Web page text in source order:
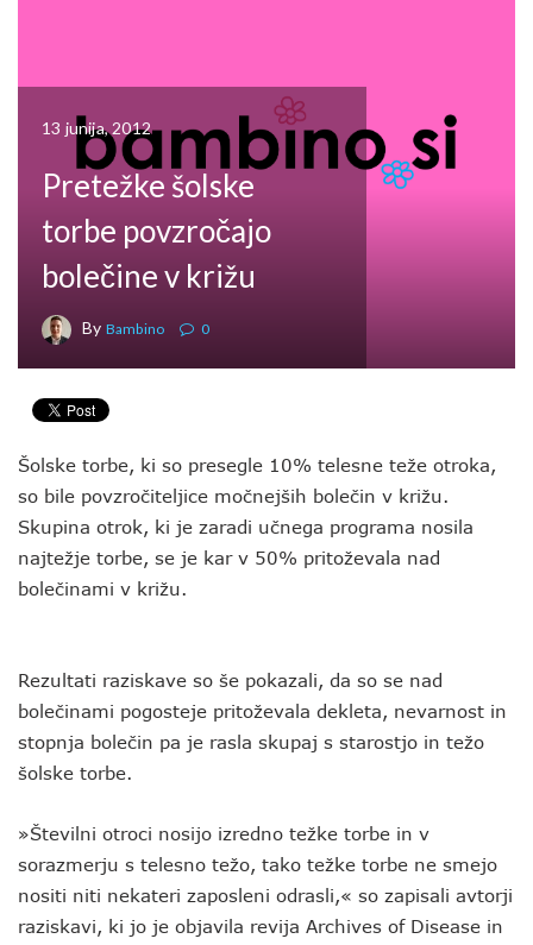
13 junija, 2012
Pretežke šolske
torbe povzročajo
bolečine v križu
By Bambino 0
Šolske torbe, ki so presegle 10% telesne teže otroka,
so bile povzročiteljice močnejših bolečin v križu.
Skupina otrok, ki je zaradi učnega programa nosila
najtežje torbe, se je kar v 50% pritoževala nad
bolečinami v križu.
Rezultati raziskave so še pokazali, da so se nad
bolečinami pogosteje pritoževala dekleta, nevarnost in
stopnja bolečin pa je rasla skupaj s starostjo in težo
šolske torbe.
»Številni otroci nosijo izredno težke torbe in v
sorazmerju s telesno težo, tako težke torbe ne smejo
nositi niti nekateri zaposleni odrasli,« so zapisali avtorji
raziskavi, ki jo je objavila revija Archives of Disease in